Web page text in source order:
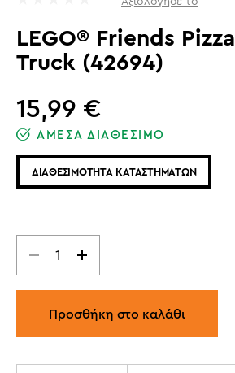
LEGO® Friends Pizza
Truck (42694)
15,99 €
ΑΜΕΣΑ ΔΙΑΘΕΣΙΜΟ
ΔΙΑΘΕΣΙΜΟΤΗΤΑ ΚΑΤΑΣΤΗΜΑΤΩΝ
Προσθήκη στο καλάθι